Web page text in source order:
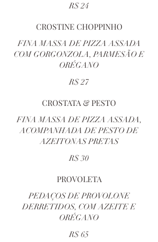
R$ 24
CROSTINE CHOPPINHO
FINA MASSA DE PIZZA ASSADA
COM GORGONZOLA, PARMESÃO E
ORÉGANO
R$ 27
CROSTATA & PESTO
FINA MASSA DE PIZZA ASSADA,
ACOMPANHADA DE PESTO DE
AZEITONAS PRETAS
R$ 30
PROVOLETA
PEDAÇOS DE PROVOLONE
DERRETIDOS, COM AZEITE E
ORÉGANO
R$ 65